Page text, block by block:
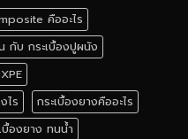
คืออะไร
กับ กระเบื้องปูผนัง
ไร
กระเบื้องยางคืออะไร
บื้องยาง ทนน้ำ